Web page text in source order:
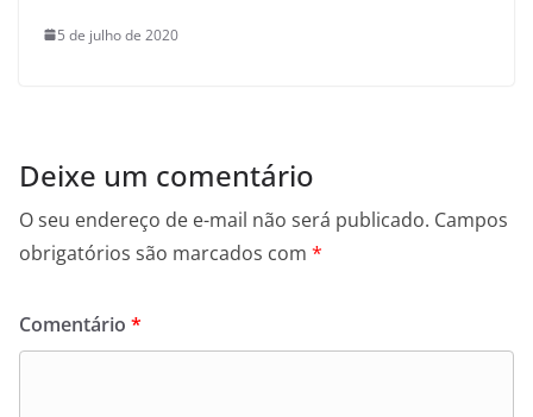
5 de julho de 2020
Deixe um comentário
O seu endereço de e-mail não será publicado. Campos
obrigatórios são marcados com *
Comentário *